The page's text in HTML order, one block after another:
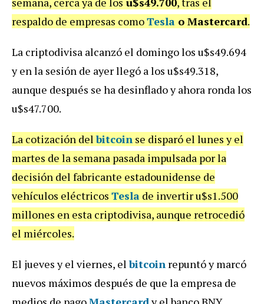
respaldo de empresas comoTesla o Mastercard.
La criptodivisa alcanzó el domingo los u$s49.694
y en la sesión de ayer llegó a los u$s49.318,
aunque después se ha desinflado y ahora ronda los
u$s47.700.
La cotización delbitcoin se disparó el lunes y el
martes de la semana pasada impulsada por la
decisión del fabricante estadounidense de
vehículos eléctricos Tesla de invertir u$s1.500
millones en esta criptodivisa, aunque retrocedió
el miércoles.
El jueves y el viernes, elbitcoin repuntó y marcó
nuevos máximos después de que la empresa de